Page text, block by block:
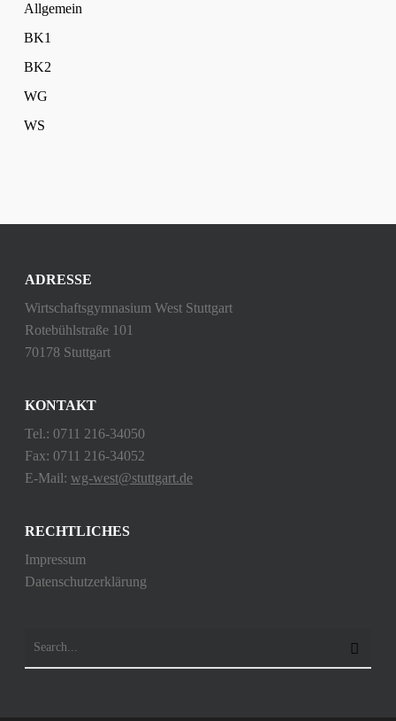
Allgemein
BK1
BK2
WG
WS
ADRESSE
Wirtschaftsgymnasium West Stuttgart
Rotebühlstraße 101
70178 Stuttgart
KONTAKT
Tel.: 0711 216-34050
Fax: 0711 216-34052
E-Mail: wg-west@stuttgart.de
RECHTLICHES
Impressum
Datenschutzerklärung